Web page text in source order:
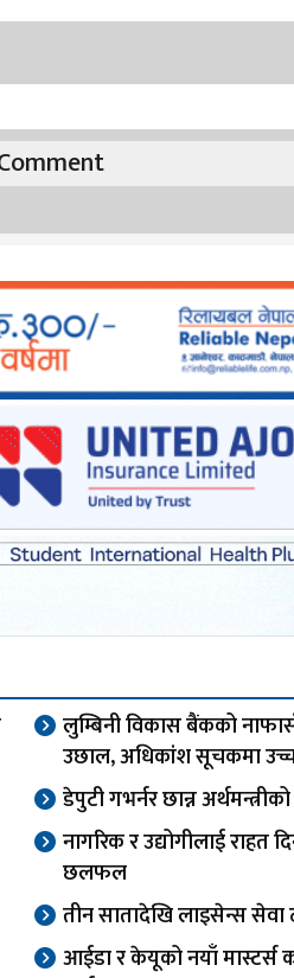
लुम्बिनी विकास बैंकको
उछाल, अधिकांश सूचकमा
डेपुटी गभर्नर छान्न
नागरिक र उद्योगीलाई राहत
छलफल
तीन सातादेखि लाइसेन्स
आईडा र केयूको नयाँ मास्टर्स